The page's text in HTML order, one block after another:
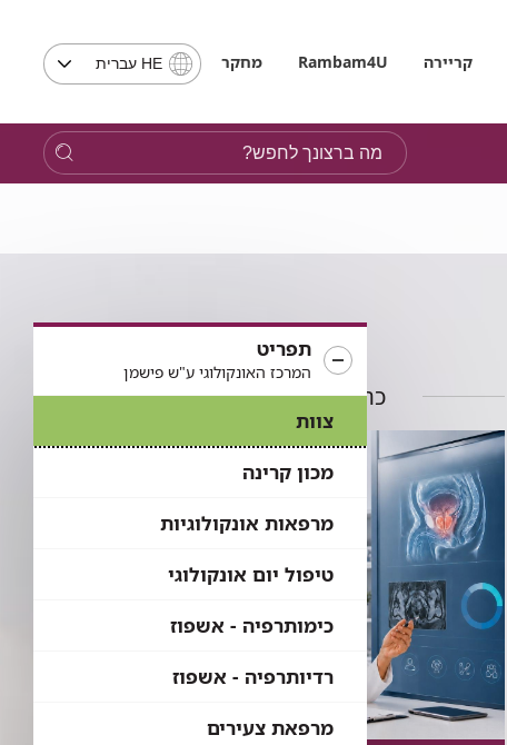
קריירה Rambam4U מחקר
בחירת
שים
לב,
בבחירת
לאתר
HE עברית
מה
ברצונך
לחפש?
תפריט
המרכז האונקולוגי ע"ש פישמן
צוות
מכון קרינה
מרפאות אונקולוגיות
טיפול יום אונקולוגי
כימותרפיה - אשפוז
רדיותרפיה - אשפוז
מרפאת צעירים
כתבות בתחום